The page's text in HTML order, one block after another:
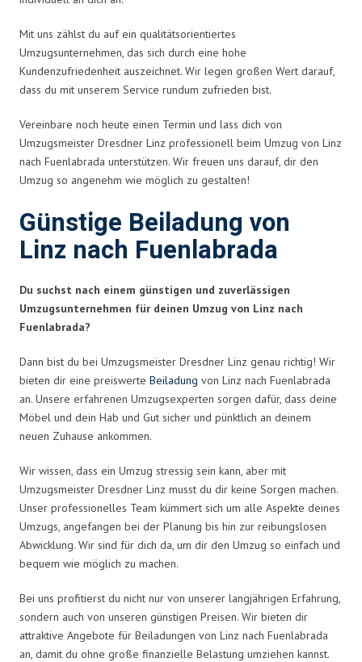
Mit uns zählst du auf ein qualitätsorientiertes
Umzugsunternehmen, das sich durch eine hohe
Kundenzufriedenheit auszeichnet. Wir legen großen Wert darauf,
dass du mit unserem Service rundum zufrieden bist.
Vereinbare noch heute einen Termin und lass dich von
Umzugsmeister Dresdner Linz professionell beim Umzug von Linz
nach Fuenlabrada unterstützen. Wir freuen uns darauf, dir den
Umzug so angenehm wie möglich zu gestalten!
Günstige Beiladung von
Linz nach Fuenlabrada
Du suchst nach einem günstigen und zuverlässigen
Umzugsunternehmen für deinen Umzug von Linz nach
Fuenlabrada?
Dann bist du bei Umzugsmeister Dresdner Linz genau richtig! Wir
bieten dir eine preiswerte Beiladung von Linz nach Fuenlabrada
an. Unsere erfahrenen Umzugsexperten sorgen dafür, dass deine
Möbel und dein Hab und Gut sicher und pünktlich an deinem
neuen Zuhause ankommen.
Wir wissen, dass ein Umzug stressig sein kann, aber mit
Umzugsmeister Dresdner Linz musst du dir keine Sorgen machen.
Unser professionelles Team kümmert sich um alle Aspekte deines
Umzugs, angefangen bei der Planung bis hin zur reibungslosen
Abwicklung. Wir sind für dich da, um dir den Umzug so einfach und
bequem wie möglich zu machen.
Bei uns profitierst du nicht nur von unserer langjährigen Erfahrung,
sondern auch von unseren günstigen Preisen. Wir bieten dir
attraktive Angebote für Beiladungen von Linz nach Fuenlabrada
an, damit du ohne große finanzielle Belastung umziehen kannst.